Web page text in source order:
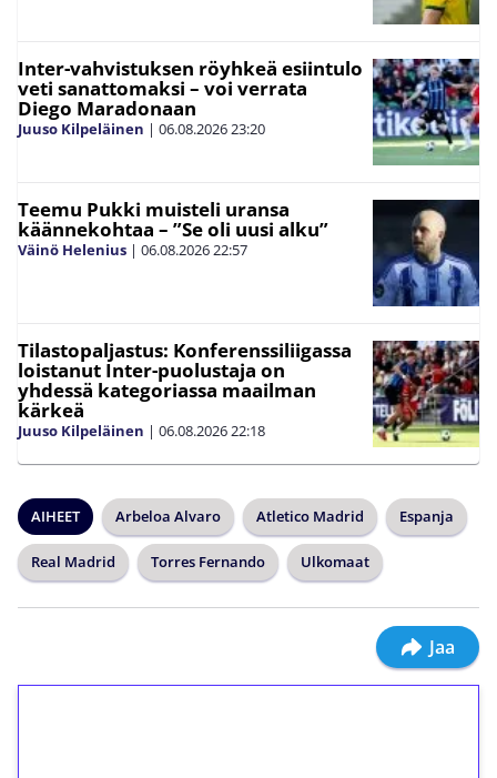
Inter-vahvistuksen röyhkeä esiintulo
veti sanattomaksi – voi verrata
Diego Maradonaan
Juuso Kilpeläinen | 06.08.202623:20
Teemu Pukki muisteli uransa
käännekohtaa – ”Se oli uusi alku”
Väinö Helenius | 06.08.202622:57
Tilastopaljastus: Konferenssiliigassa
loistanut Inter-puolustaja on
yhdessä kategoriassa maailman
kärkeä
Juuso Kilpeläinen | 06.08.202622:18
AIHEET Arbeloa Alvaro Atletico Madrid Espanja
Real Madrid Torres Fernando Ulkomaat
Jaa